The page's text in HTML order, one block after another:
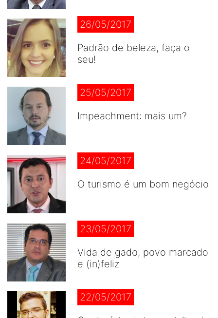
26/05/2017
Padrão de beleza, faça o
seu!
25/05/2017
Impeachment: mais um?
24/05/2017
O turismo é um bom negócio
23/05/2017
Vida de gado, povo marcado
e (in)feliz
22/05/2017